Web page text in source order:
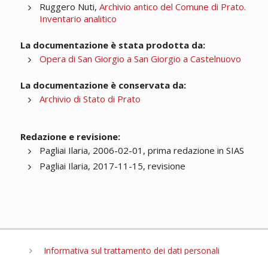
Ruggero Nuti, Archivio antico del Comune di Prato.
Inventario analitico
La documentazione è stata prodotta da:
Opera di San Giorgio a San Giorgio a Castelnuovo
La documentazione è conservata da:
Archivio di Stato di Prato
Redazione e revisione:
Pagliai Ilaria, 2006-02-01, prima redazione in SIAS
Pagliai Ilaria, 2017-11-15, revisione
Informativa sul trattamento dei dati personali